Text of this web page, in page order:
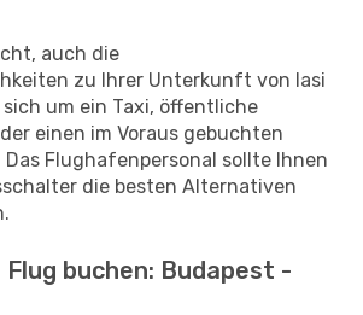
auch die
zu Ihrer Unterkunft von Iasi
um ein Taxi, öffentliche
einen im Voraus gebuchten
Flughafenpersonal sollte Ihnen
die besten Alternativen
Flug buchen: Budapest -